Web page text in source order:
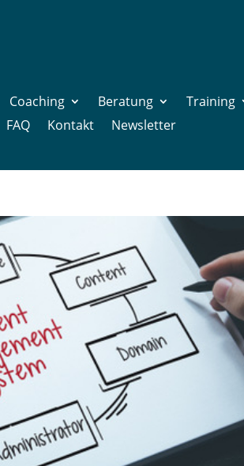
Coaching Beratung Training
FAQ Kontakt Newsletter